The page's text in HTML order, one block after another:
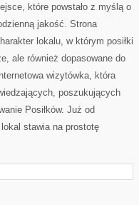
które powstało z myślą o
jakość. Strona
lokalu, w którym posiłki
ale również dopasowane do
wizytówka, która
poszukujących
Posiłków. Już od
stawia na prostotę